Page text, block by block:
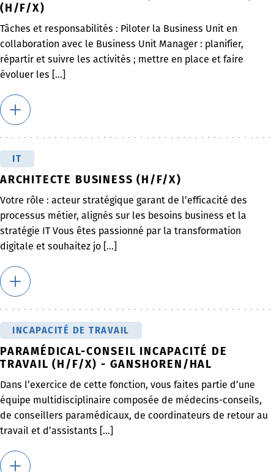
(H/F/X)
Tâches et responsabilités : Piloter la Business Unit en
collaboration avec le Business Unit Manager : planifier,
répartir et suivre les activités ; mettre en place et faire
évoluer les [...]
IT
ARCHITECTE BUSINESS (H/F/X)
Votre rôle : acteur stratégique garant de l’efficacité des
processus métier, alignés sur les besoins business et la
stratégie IT Vous êtes passionné par la transformation
digitale et souhaitez jo [...]
INCAPACITÉ DE TRAVAIL
PARAMÉDICAL-CONSEIL INCAPACITÉ DE
TRAVAIL (H/F/X) - GANSHOREN/HAL
Dans l’exercice de cette fonction, vous faites partie d’une
équipe multidisciplinaire composée de médecins-conseils,
de conseillers paramédicaux, de coordinateurs de retour au
travail et d’assistants [...]